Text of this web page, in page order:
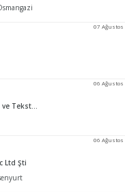
07 Ağustos
06 Ağustos
Taşdelen Mühendislik Mim İnş Taah ve Tekstil San Tic Ltd Şti
06 Ağustos
Ltd Şti